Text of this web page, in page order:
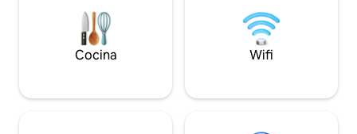
pequeña zona de playa, kayaks, canoa y
bote de remos. Perfecto para familias,
parejas o una escapada de amigos. Ver
videos de revisión en YouTube
como mínimo
la calle. Ideal
para relajarse,
equipada para
Cocina Wifi